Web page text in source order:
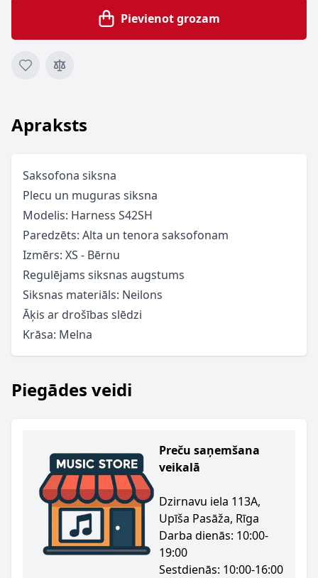
Pievienot grozam
Apraksts
Saksofona siksna
Plecu un muguras siksna
Modelis: Harness S42SH
Paredzēts: Alta un tenora saksofonam
Izmērs: XS - Bērnu
Regulējams siksnas augstums
Siksnas materiāls: Neilons
Āķis ar drošības slēdzi
Krāsa: Melna
Piegādes veidi
Preču saņemšana
veikalā
Dzirnavu iela 113A,
Upīša Pasāža, Rīga
Darba dienās: 10:00-
19:00
Sestdienās: 10:00-16:00